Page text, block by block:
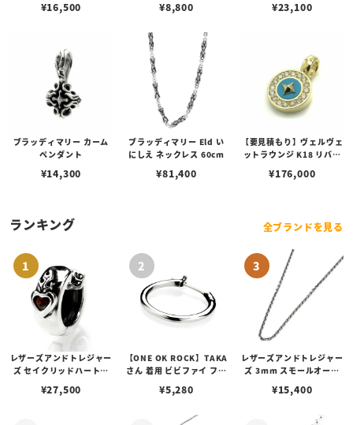
¥16,500 ¥8,800 ¥23,100
ブラッディマリー カーム
ペンダント
¥14,300
ブラッディマリー Eld い
にしえ ネックレス 60cm
¥81,400
【要見積もり】ヴェルヴェ
ットラウンジ K18 リバテ
ターコイズ
¥176,000
ランキング 全ブランドを見る
レザーズアンドトレジャー
ズ セイクリッドハートピ
¥27,500
【ONE OK ROCK】TAKA
さん 着用 ビビファイ フー
¥5,280
レザーズアンドトレジャー
ズ 3mm スモールオーバ
ブスタークラスプ＆LTロ
¥15,400